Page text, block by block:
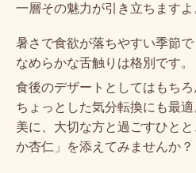
一層その魅力が引き立ちますよ
暑さで食欲が落ちやすい季節
なめらかな舌触りは格別です。
食後のデザートとしてはもちろ
ちょっとした気分転換にも最
美に、大切な方と過ごすひと
か杏仁」を添えてみませんか？